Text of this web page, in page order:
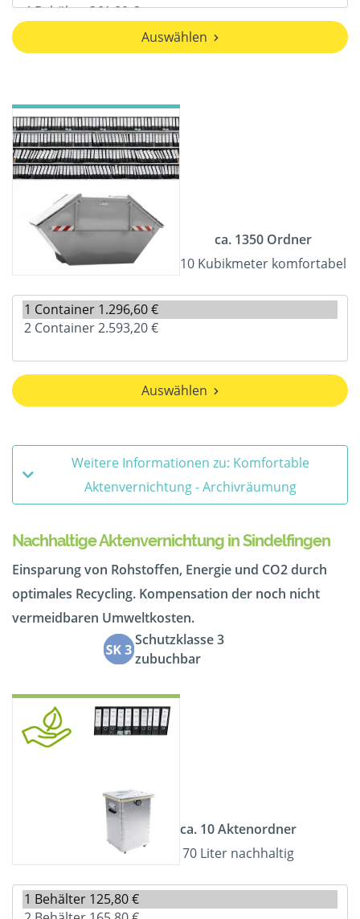
Auswählen
ca. 1350 Ordner
10 Kubikmeter komfortabel
Auswählen
Weitere Informationen zu: Komfortable
Aktenvernichtung - Archivräumung
Nachhaltige Aktenvernichtung in Sindelfingen
Einsparung von Rohstoffen, Energie und CO2 durch
optimales Recycling. Kompensation der noch nicht
vermeidbaren Umweltkosten.
Schutzklasse 3
zubuchbar
ca. 10 Aktenordner
70 Liter nachhaltig